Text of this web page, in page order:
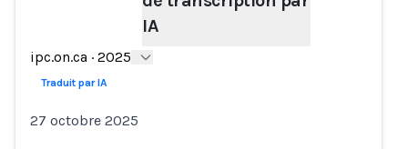
IA
ipc.on.ca · 2025
Traduit par IA
27 octobre 2025